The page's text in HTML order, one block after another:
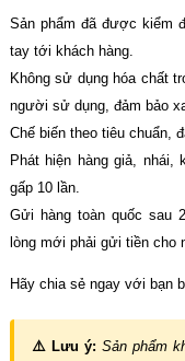
Sản phẩm đã được kiểm
tay tới khách hàng.
Không sử dụng hóa chất
người sử dụng, đảm bảo
Chế biến theo tiêu chuẩn,
Phát hiện hàng giả, nhái,
gấp 10 lần.
Gửi hàng toàn quốc sau
lòng mới phải gửi tiền cho
Hãy chia sẻ ngay với bạn
⚠️ Lưu ý: Sản phẩm